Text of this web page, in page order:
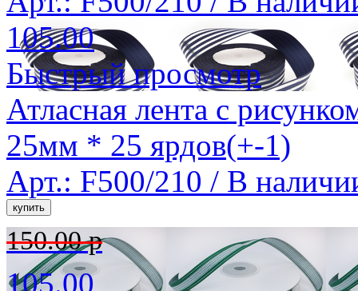
105.00
Быстрый просмотр
Атласная лента с
25мм * 25 ярдов(+-1)
Арт.: F500/210 / В
150.00 р
105.00